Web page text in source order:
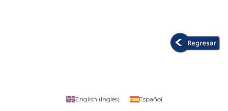
English (Inglés) Español